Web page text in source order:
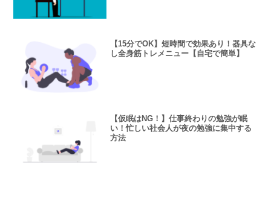
【15分でOK】短時間で効果あり！器具な
し全身筋トレメニュー【自宅で簡単】
【仮眠はNG！】仕事終わりの勉強が眠
い！忙しい社会人が夜の勉強に集中する
方法